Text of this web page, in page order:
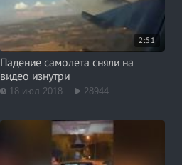
2:51
Падение самолета сняли на
видео изнутри
18 июл 2018 28944